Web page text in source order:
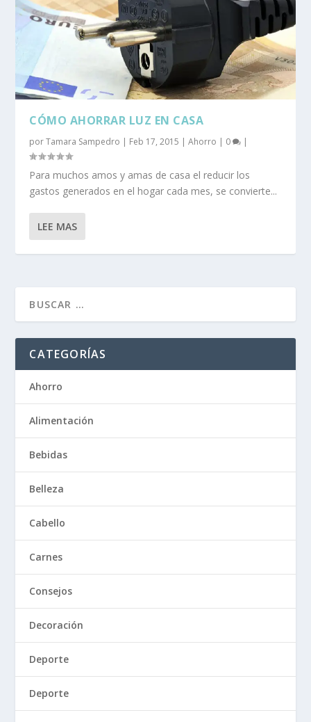
CÓMO AHORRAR LUZ EN CASA
porTamara Sampedro | Feb 17, 2015 |Ahorro | 0 |
Para muchos amos y amas de casa el reducir los
gastos generados en el hogar cada mes, se convierte...
LEE MAS
CATEGORÍAS
Ahorro
Alimentación
Bebidas
Belleza
Cabello
Carnes
Consejos
Decoración
Deporte
Deporte